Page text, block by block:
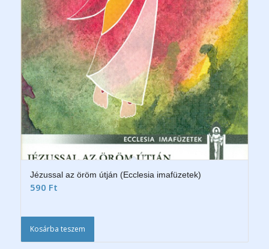
Jézussal az öröm útján (Ecclesia imafüzetek)
590 Ft
Kosárba teszem